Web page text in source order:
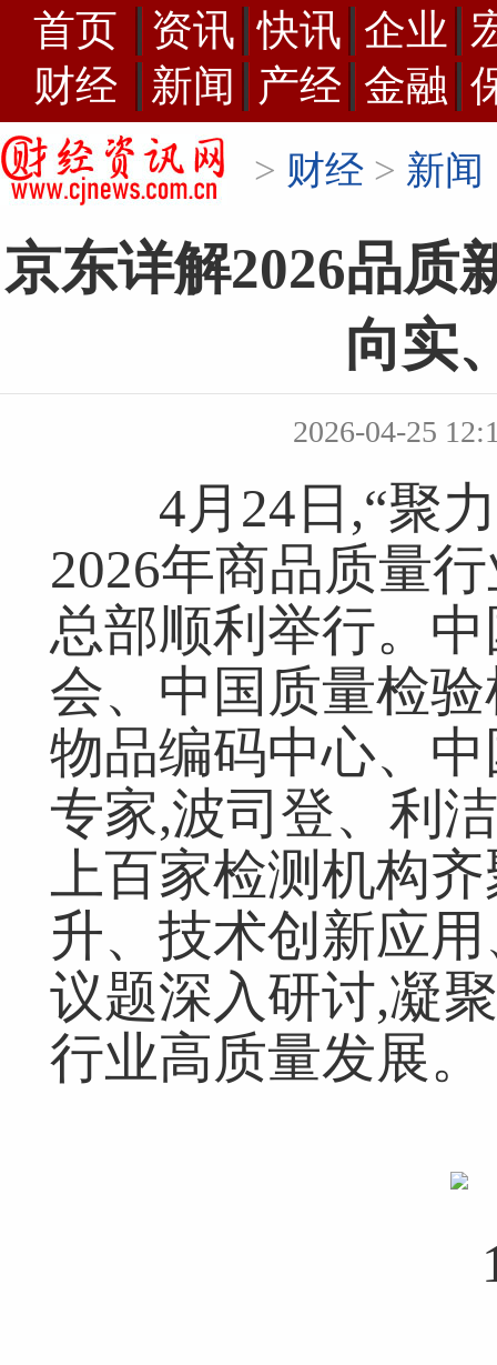
首页 资讯 快讯 企业
财经
新闻 产经 金融
> 财经 > 新闻
京东详解2026品质
向实
2026-04-25
4月24日,“聚
2026年商品质量
总部顺利举行。
会、中国质量检
物品编码中心、
专家,波司登、利
上百家检测机构
升、技术创新应
议题深入研讨,凝
行业高质量发展。